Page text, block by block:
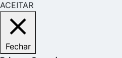
ACEITAR
Fechar